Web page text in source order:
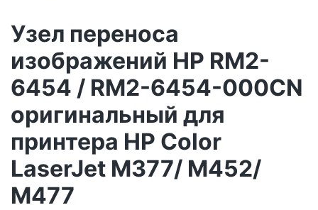
Узел переноса
изображений HP RM2-
6454 / RM2-6454-000CN
оригинальный для
принтера HP Color
LaserJet M377/ M452/
M477